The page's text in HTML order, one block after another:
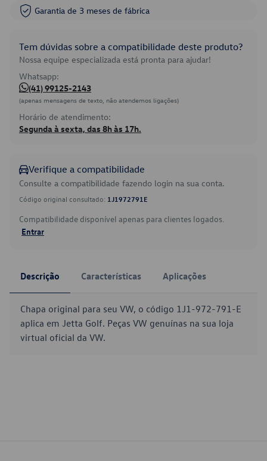
Garantia de 3 meses de fábrica
Tem dúvidas sobre a compatibilidade deste produto?
Nossa equipe especializada está pronta para ajudar!
Whatsapp:
(41) 99125-2143
(apenas mensagens de texto, não atendemos ligações)
Horário de atendimento:
Segunda à sexta, das 8h às 17h.
Verifique a compatibilidade
Consulte a compatibilidade fazendo login na sua conta.
Código original consultado: 1J1972791E
Compatibilidade disponível apenas para clientes logados.
Entrar
Descrição Características Aplicações
Chapa original para seu VW, o código 1J1-972-791-E
aplica em Jetta Golf. Peças VW genuínas na sua loja
virtual oficial da VW.